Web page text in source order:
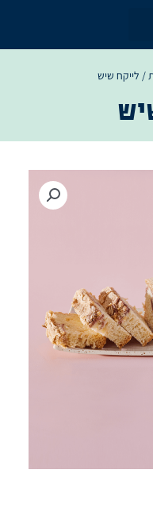
/ לייקח שיש